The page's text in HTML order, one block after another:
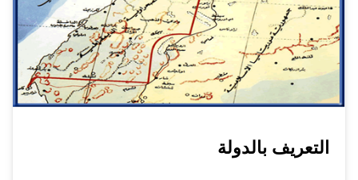
التعريف بالدولة